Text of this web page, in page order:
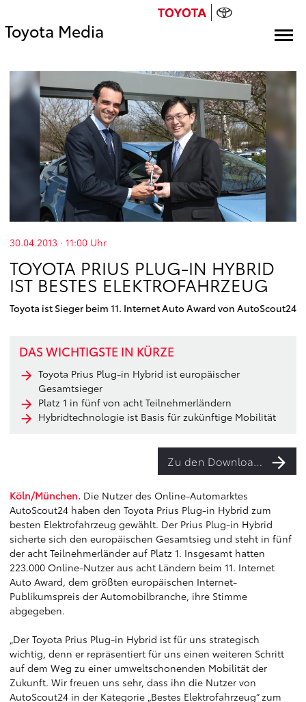
Toyota Media
30.04.2013 · 11:00 Uhr
TOYOTA PRIUS PLUG-IN HYBRID
IST BESTES ELEKTROFAHRZEUG
Toyota ist Sieger beim 11. Internet Auto Award von AutoScout24
DAS WICHTIGSTE IN KÜRZE
Toyota Prius Plug-in Hybrid ist europäischer
Gesamtsieger
Platz 1 in fünf von acht Teilnehmerländern
Hybridtechnologie ist Basis für zukünftige Mobilität
Zu den Downloads
Köln/München. Die Nutzer des Online-Automarktes
AutoScout24 haben den Toyota Prius Plug-in Hybrid zum
besten Elektrofahrzeug gewählt. Der Prius Plug-in Hybrid
sicherte sich den europäischen Gesamtsieg und steht in fünf
der acht Teilnehmerländer auf Platz 1. Insgesamt hatten
223.000 Online-Nutzer aus acht Ländern beim 11. Internet
Auto Award, dem größten europäischen Internet-
Publikumspreis der Automobilbranche, ihre Stimme
abgegeben.
„Der Toyota Prius Plug-in Hybrid ist für uns strategisch
wichtig, denn er repräsentiert für uns einen weiteren Schritt
auf dem Weg zu einer umweltschonenden Mobilität der
Zukunft. Wir freuen uns sehr, dass ihn die Nutzer von
AutoScout24 in der Kategorie „Bestes Elektrofahrzeug“ zum